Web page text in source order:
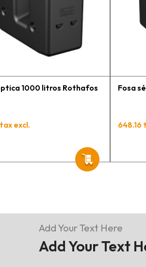
1000 litros Rothafos
excl.
Fosa
648.16
Add Your Text Here
Add Your Text